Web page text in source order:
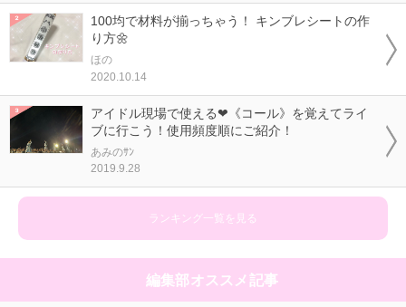
100均で材料が揃っちゃう！ キンブレシートの作
り方🌼
ほの
2020.10.14
アイドル現場で使える❤《コール》を覚えてライ
ブに行こう！使用頻度順にご紹介！
あみのｻﾝ
2019.9.28
ランキング一覧を見る
編集部オススメ記事